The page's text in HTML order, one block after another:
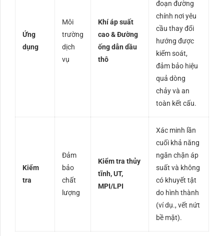
Ứng
dụng
Môi
trường
dịch
vụ
Khí áp suất
cao & Đường
ống dẫn dầu
thô
đoạn đường
chính nơi yêu
cầu thay đổi
hướng được
kiểm soát,
đảm bảo hiệu
quả dòng
chảy và an
toàn kết cấu.
Kiểm
tra
Đảm
bảo
chất
lượng
Kiểm tra thủy
tĩnh, UT,
MPI/LPI
Xác minh lần
cuối khả năng
ngăn chặn áp
suất và không
có khuyết tật
do hình thành
(ví dụ., vết nứt
bề mặt).